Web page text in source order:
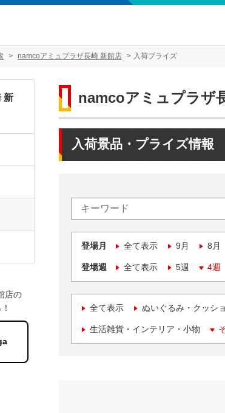
namcoアミュプラザ長崎 新館店 入荷プライズ
namcoアミュプラザ
入荷景品・プライズ情報
登場月 全て表示 9月 8月
登場週 全て表示 5週 4週
全て表示 ぬいぐるみ・クッシ
生活雑貨・インテリア・小物
新
店の